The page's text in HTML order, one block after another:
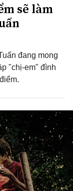
sẽ làm
đang mong
"chị-em" đình